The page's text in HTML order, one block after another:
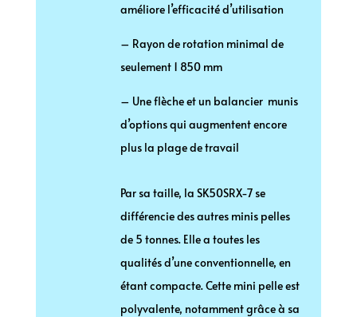
améliore l’efficacité d’utilisation
– Rayon de rotation minimal de
seulement 1 850 mm
– Une flèche et un balancier munis
d’options qui augmentent encore
plus la plage de travail
Par sa taille, la SK50SRX-7 se
différencie des autres minis pelles
de 5 tonnes. Elle a toutes les
qualités d’une conventionnelle, en
étant compacte. Cette mini pelle est
polyvalente, notamment grâce à sa